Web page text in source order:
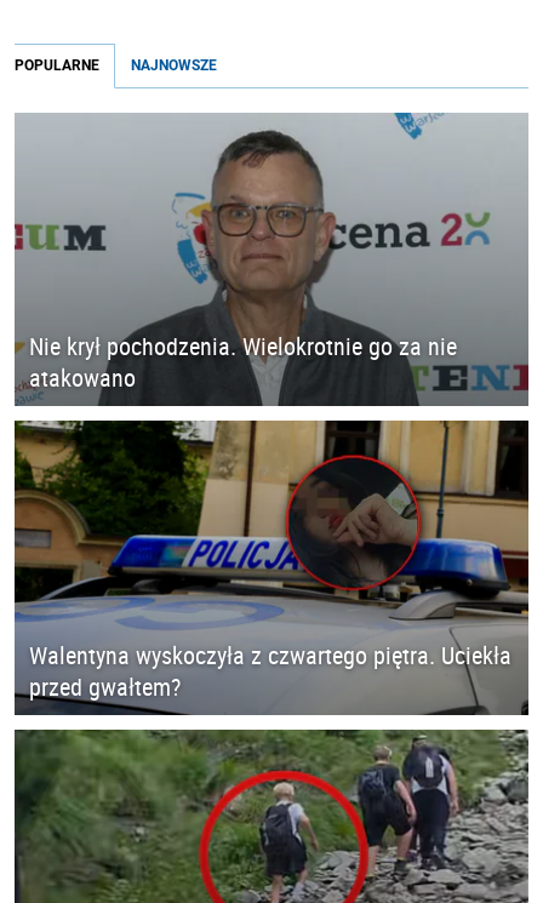
POPULARNE NAJNOWSZE
Nie krył pochodzenia. Wielokrotnie go za nie
atakowano
Walentyna wyskoczyła z czwartego piętra. Uciekła
przed gwałtem?